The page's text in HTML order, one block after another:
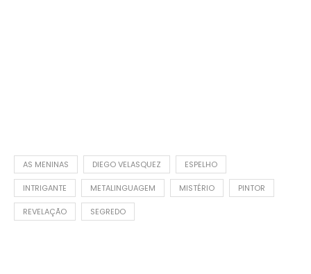
AS MENINAS DIEGO VELASQUEZ ESPELHO
INTRIGANTE METALINGUAGEM MISTÉRIO PINTOR
REVELAÇÃO SEGREDO